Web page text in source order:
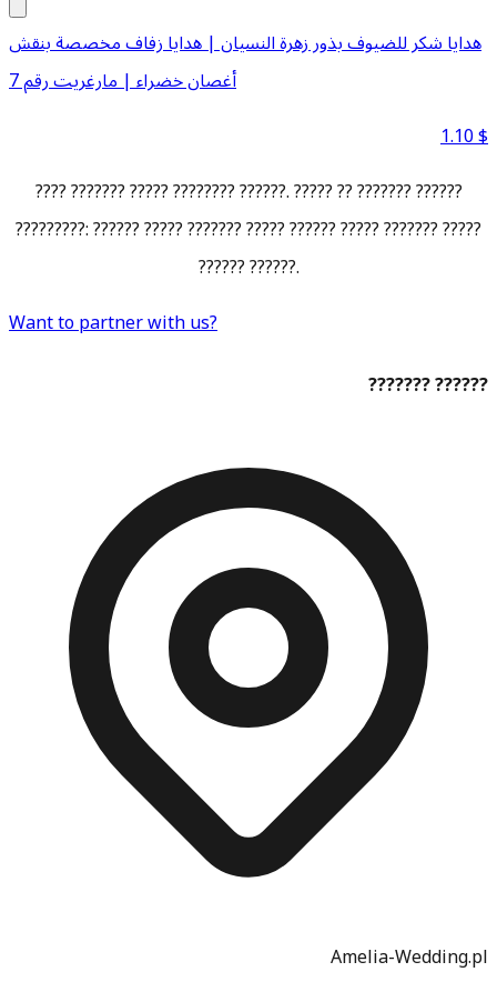
هدايا شكر للضيوف بذور زهرة النسيان | هدايا زفاف مخصصة بنقش
أغصان خضراء | مارغريت رقم 7
1.10$
???? ??????? ????? ???????? ??????. ????? ?? ??????? ??????
?????????: ?????? ????? ??????? ????? ?????? ????? ??????? ?????
?????? ??????.
Want to partner with us?
??????? ??????
Amelia-Wedding.pl